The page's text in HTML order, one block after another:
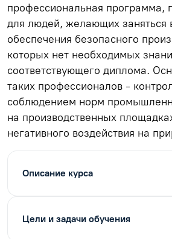
профессиональная программа,
для людей, желающих заняться
обеспечения безопасного
которых нет необходимых
соответствующего диплома.
таких профессионалов -
соблюдением норм
на производственных
негативного воздействия на
Описание курса
Цели и задачи обучения